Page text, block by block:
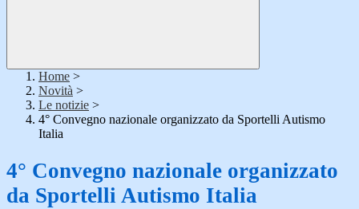
Home >
Novità >
Le notizie >
4° Convegno nazionale organizzato da Sportelli Autismo
Italia
4° Convegno nazionale organizzato
da Sportelli Autismo Italia